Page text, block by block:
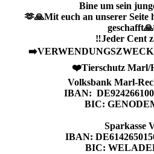
Bine um sein
🫶🙏Mit euch an unserer Seite
‼️Jeder Cent
❤️Tierschutz Marl/
Volksbank Marl-
IBAN:
BIC:
Sparkasse
IBAN:
BIC: